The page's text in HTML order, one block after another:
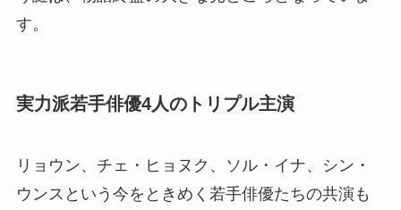
す。
実力派若手俳優4人のトリプル主演
リョウン、チェ・ヒョヌク、ソル・イナ、シン・
ウンスという今をときめく若手俳優たちの共演も